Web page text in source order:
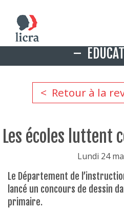
Aller
contenu
principal
Retour à la
Les écoles luttent
Lundi 24
Le Département de
lancé un concours de dessin
primaire.